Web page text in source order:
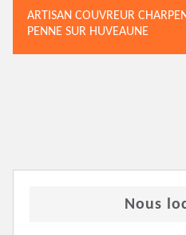
ARTISAN COUVREUR
PENNE SUR HUVEAUNE
Nous